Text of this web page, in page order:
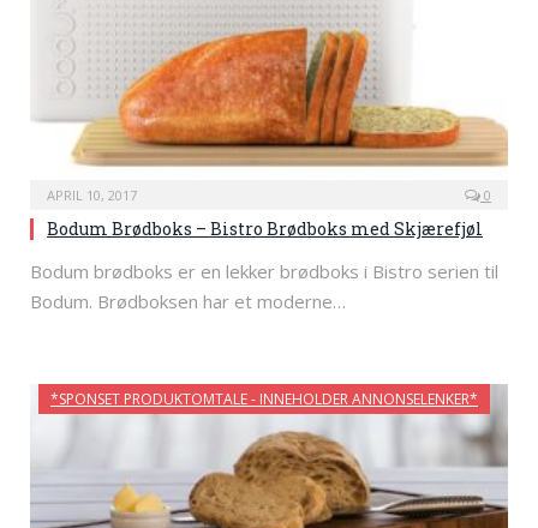
APRIL 10, 2017 0
Bodum Brødboks – Bistro Brødboks med Skjærefjøl
Bodum brødboks er en lekker brødboks i Bistro serien til
Bodum. Brødboksen har et moderne…
*SPONSET PRODUKTOMTALE - INNEHOLDER ANNONSELENKER*